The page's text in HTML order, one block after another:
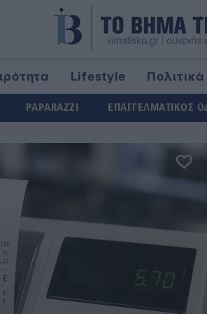
Lifestyle Πολιτικά
PAPARAZZI ΕΠΑΓΓΕΛΜΑΤΙΚΟΣ